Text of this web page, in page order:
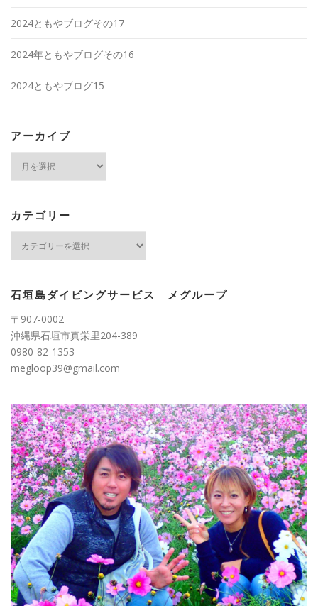
2024ともやブログその17
2024年ともやブログその16
2024ともやブログ15
アーカイブ
ブ
カテゴリー
ー
石垣島ダイビングサービス メグループ
〒907-0002
沖縄県石垣市真栄里204-389
0980-82-1353
megloop39@gmail.com